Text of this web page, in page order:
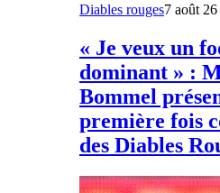
Diables rouges7 août 26
« Je veux un
dominant » :
Bommel
première fois
des Diables